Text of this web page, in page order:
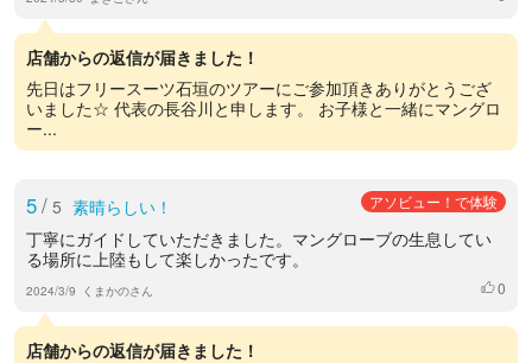
店舗からの返信が届きました！
先日はフリースーツ石垣のツアーにご参加頂きありがとうござ
いました☆ 代表の長谷川と申します。 お子様と一緒にマングロ
ー...
5/ 5 素晴らしい！ アソビュー！で体験
丁寧にガイドしていただきました。マングローブの生息してい
る場所に上陸もして楽しかったです。
2024/3/9 くまかのさん いいね
0
店舗からの返信が届きました！